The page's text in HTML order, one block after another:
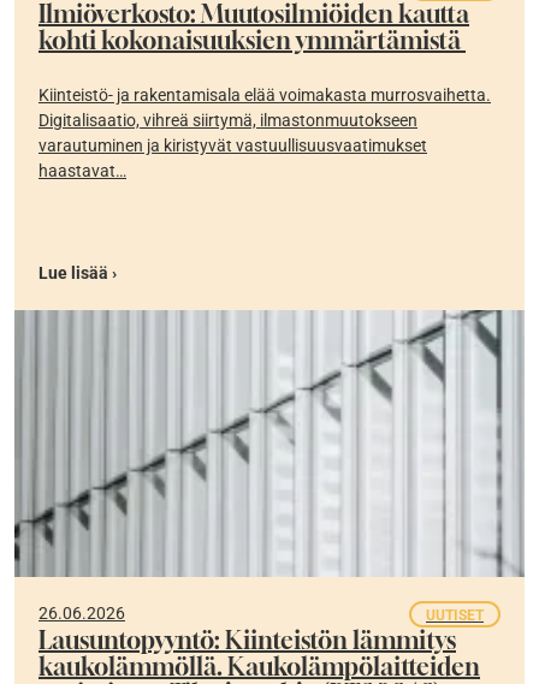
Ilmiöverkosto: Muutosilmiöiden kautta
kohti kokonaisuuksien ymmärtämistä
Kiinteistö- ja rakentamisala elää voimakasta murrosvaihetta.
Digitalisaatio, vihreä siirtymä, ilmastonmuutokseen
varautuminen ja kiristyvät vastuullisuusvaatimukset
haastavat…
Lue lisää ›
26.06.2026 UUTISET
Lausuntopyyntö: Kiinteistön lämmitys
kaukolämmöllä. Kaukolämpölaitteiden